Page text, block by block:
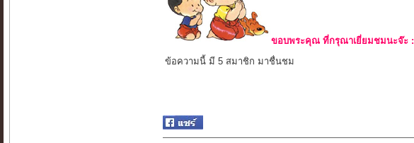
ขอบพระคุณ ที่กรุณาเยี่ยมชมนะจ๊ะ :
ข้อความนี้ มี 5 สมาชิก มาชื่นชม